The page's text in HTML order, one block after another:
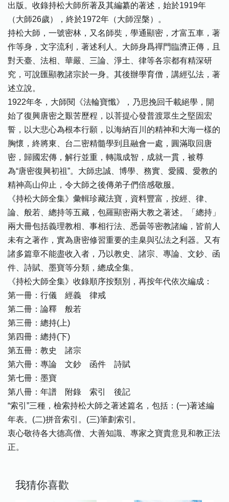
出版。收錄持松大師所著及其編纂的著述，始於1919年
（大師26歲），終於1972年（大師涅槃）。
持松大師，一號密林，又名師奘，學通顯密，才富五車，著
作等身，文字流利，著述利人。大師身爲禪門臨濟正傳，且
對天臺、法相、華嚴、三論、淨土、律等各宗都有精深研
究，可說匯顯教諸宗於一身。其後辦學育僧，講經弘法，著
述立說。
1922年冬，大師閱《法輪寶懺》，乃思挽回千載絕學，開
始了復興唐密之艱苦歷程，以菩提心發普渡眾生之堅固宏
誓，以大悲心為根本行願，以海納百川的精神和大海一樣的
胸懷，終將東、台二密精髓學到且融會一處，圓滿取回唐
密，歸國宏傳，解行並重，轉識成智，成就一貫，被尊
為“唐密復興初祖”。大師忠誠、博學、務實、愛國、愛教的
精神高山仰止，令大師之後傳弟子們倍感敬服。
《持松大師全集》彙輯珍藏法寶，資料豐富，按經、律、
論、般若、總持等五藏，包羅顯密兩大教之著述。「總持」
兩大冊包括義理教相、事相行法、悉曇等密教諸編，皆前人
未有之著作，實為唐密修習重要的圭臬與弘法之利器。又有
諸多篇章不能盡收入者，乃以教史、諸宗、專論、文鈔、函
件、詩賦、墨寶等分類，總成全集。
《持松大師全集》收錄順序按類別，再按年代依次編成：
第一冊：行儀 經義 律戒
第二冊：論釋 般若
第三冊：總持(上)
第四冊：總持(下)
第五冊：教史 諸宗
第六冊：專論 文鈔 函件 詩賦
第七冊：墨寶
第八冊：年譜 附錄 索引 後記
“索引”三種，檢索持松大師之著述篇名，包括：(一)著述編
年表。(二)拼音索引。(三)筆劃索引。
衷心敬待各大德高僧、大善知識、專家之寶貴意見和教正法
正。
我猜你喜歡